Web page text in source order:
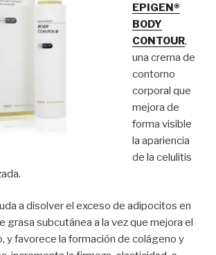
EPIGEN®
BODY
CONTOUR,
una crema de
contorno
corporal que
mejora de
forma visible
la apariencia
de la celulitis
a disolver el exceso de adipocitos en
grasa subcutánea a la vez que mejora el
y favorece la formación de colágeno y